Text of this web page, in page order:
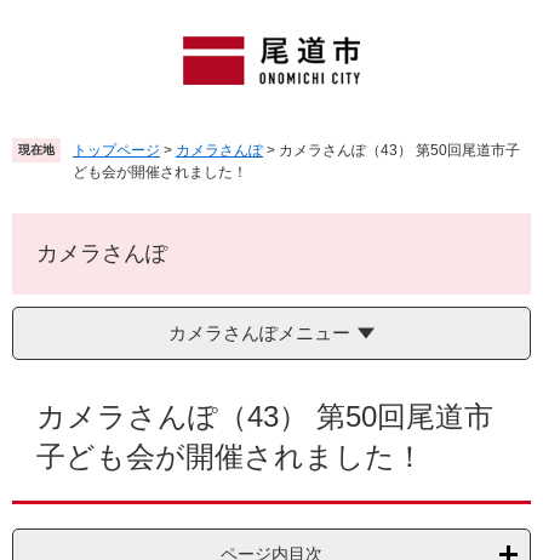
頭
で
。
飛
ば
て
へ
現在地 トップページ > カメラさんぽ > カメラさんぽ（43） 第50回尾道市子
ども会が開催されました！
カメラさんぽ
カメラさんぽメニュー
カメラさんぽ（43） 第50回尾道市
子ども会が開催されました！
ページ内目次